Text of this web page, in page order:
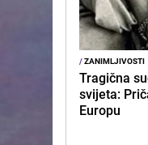
/ZANIMLJIVOSTI
Tragična
svijeta:
Europu